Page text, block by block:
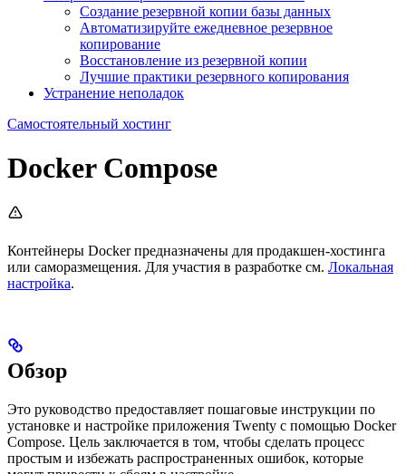
Создание резервной копии базы данных
Автоматизируйте ежедневное резервное
копирование
Восстановление из резервной копии
Лучшие практики резервного копирования
Устранение неполадок
Самостоятельный хостинг
Docker Compose
Контейнеры Docker предназначены для продакшен-хостинга
или саморазмещения. Для участия в разработке см. Локальная
настройка.
Обзор
Это руководство предоставляет пошаговые инструкции по
установке и настройке приложения Twenty с помощью Docker
Compose. Цель заключается в том, чтобы сделать процесс
простым и избежать распространенных ошибок, которые